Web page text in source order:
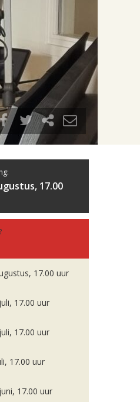
17.00
17.00 uur
17.00 uur
17.00 uur
17.00 uur
17.00 uur